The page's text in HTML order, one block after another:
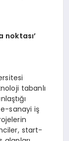
noktası’
tabanlı
sanayi iş
start-